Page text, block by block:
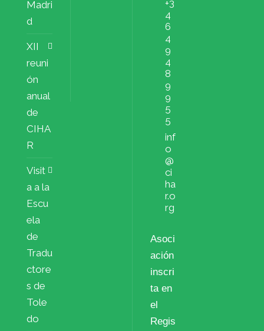
Madri
d
XII
reuni
ón
anual
de
CIHA
R
Visit
a a la
Escu
ela
de
Tradu
ctore
s de
Tole
do
+3
4
6
4
9
4
8
9
9
5
5
inf
o
@
ci
ha
r.o
rg
Asoci
ación
inscri
ta en
el
Regis